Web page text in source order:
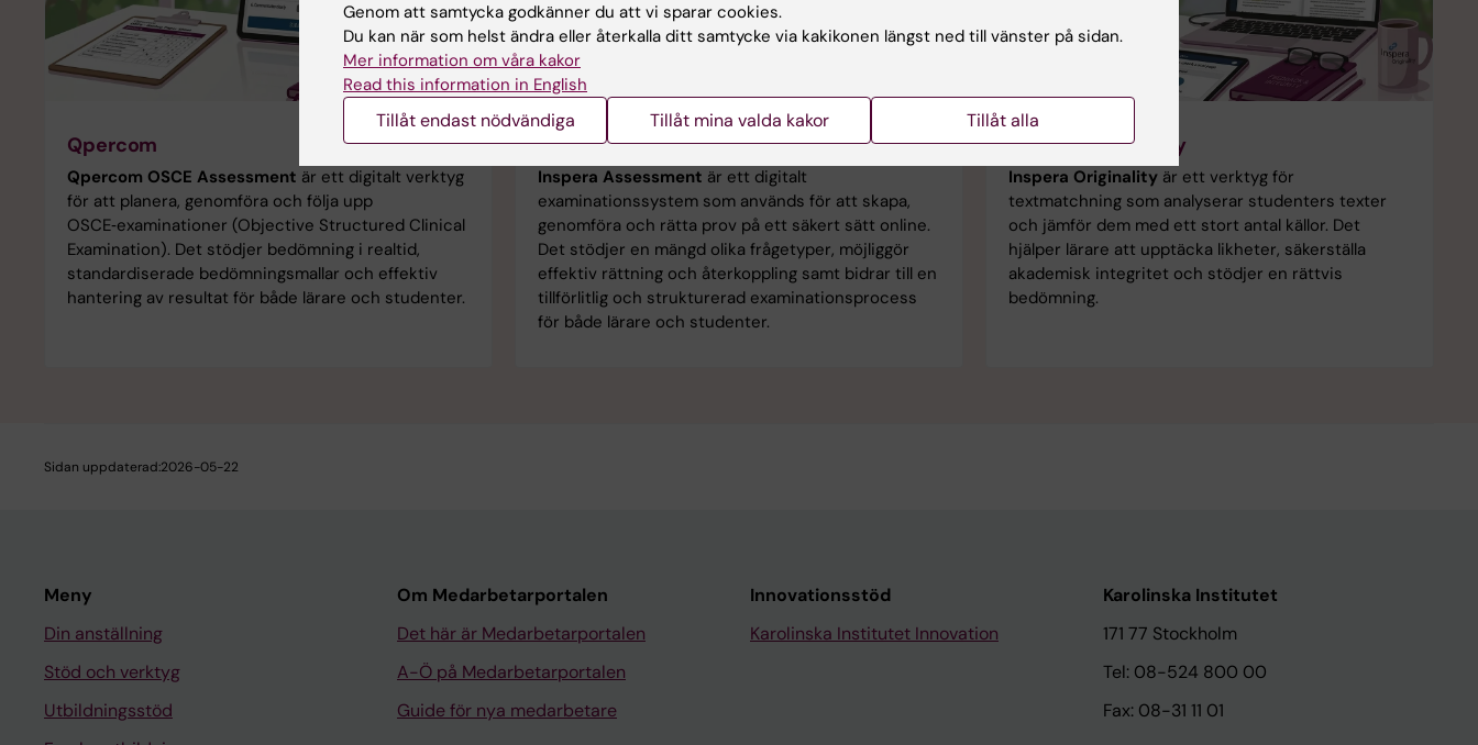
Qpercom
Qpercom OSCE Assessment är ett digitalt verktyg
för att planera, genomföra och följa upp
OSCE‑examinationer (Objective Structured Clinical
Examination). Det stödjer bedömning i realtid,
standardiserade bedömningsmallar och effektiv
hantering av resultat för både lärare och studenter.
Inspera Assessment
Inspera Assessment är ett digitalt
examinationssystem som används för att skapa,
genomföra och rätta prov på ett säkert sätt online.
Det stödjer en mängd olika frågetyper, möjliggör
effektiv rättning och återkoppling samt bidrar till en
tillförlitlig och strukturerad examinationsprocess
för både lärare och studenter.
Inspera Originality
Inspera Originality är ett verktyg för
textmatchning som analyserar studenters texter
och jämför dem med ett stort antal källor. Det
hjälper lärare att upptäcka likheter, säkerställa
akademisk integritet och stödjer en rättvis
bedömning.
Sidan uppdaterad:2026-05-22
Meny
Din anställning
Stöd och verktyg
Utbildningsstöd
Om Medarbetarportalen
Det här är Medarbetarportalen
A-Ö på Medarbetarportalen
Guide för nya medarbetare
Innovationsstöd
Karolinska Institutet Innovation
Karolinska Institutet
171 77 Stockholm
Tel: 08-524 800 00
Fax: 08-31 11 01
Genom att samtycka godkänner du att vi sparar cookies.
Du kan när som helst ändra eller återkalla ditt samtycke via kakikonen längst ned till vänster på sidan.
Mer information om våra kakor
Read this information in English
Tillåt endast nödvändiga Tillåt mina valda kakor Tillåt alla